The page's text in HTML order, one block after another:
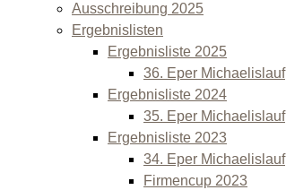
Ausschreibung 2025
Ergebnislisten
Ergebnisliste 2025
36. Eper Michaelislauf
Ergebnisliste 2024
35. Eper Michaelislauf
Ergebnisliste 2023
34. Eper Michaelislauf
Firmencup 2023